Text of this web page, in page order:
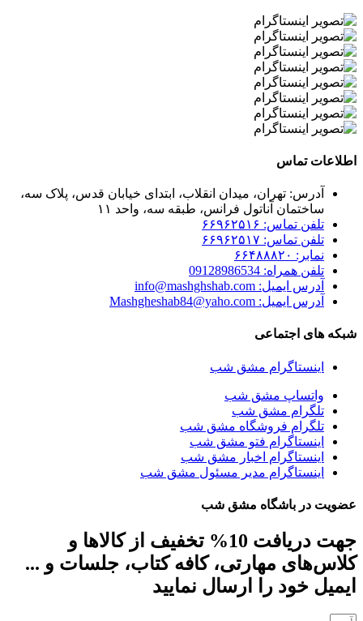
اطلاعات تماس
آدرس: تهران، میدان انقلاب، ابتدای خیابان قدس، پلاک سه،
ساختمان آناتول فرانس، طبقه سه، واحد ۱۱
تلفن تماس: ۶۶۹۶۲۵۱۶
تلفن تماس: ۶۶۹۶۲۵۱۷
نمابر: ۶۶۴۸۸۸۲۰
تلفن همراه: 09128986534
آدرس ایمیل: info@mashghshab.com
آدرس ایمیل: Mashgheshab84@yaho.com
شبکه های اجتماعی
اینستاگرام مشق شب
واتساپ مشق شب
تلگرام مشق شب
تلگرام فروشگاه مشق شب
اینستاگرام فتو مشق شب
اینستاگرام اخبار مشق شب
اینستاگرام مدیر مسئول مشق شب
عضویت در باشگاه مشق شب
جهت دریافت 10% تخفیف از کالاها و
کلاس‌های مهارتی، کافه کتاب، جلسات و ...
ایمیل خود را ارسال نمایید